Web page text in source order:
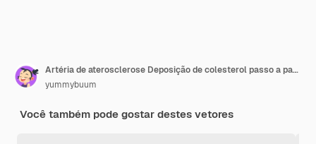
Artéria de aterosclerose Deposição de colesterol passo a passo paredes arteriais Conjunto de seções de vasos sanguíneos Fluxo de eritrócitos Fluxo de células sangüíneas Desenvolvimento de doenças cardiovasculares vetoriais
yummybuum
Você também pode gostar destes vetores